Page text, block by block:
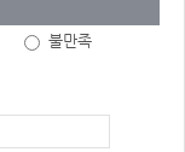
불만족